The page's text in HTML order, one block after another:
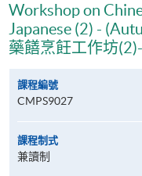
Workshop on
Japanese (2) -
藥饍烹飪工作坊
課程編號
CMPS9027
課程制式
兼讀制